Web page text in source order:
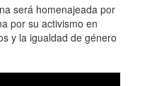
será homenajeada por
por su activismo en
y la igualdad de género